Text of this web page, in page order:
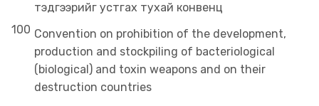
100
тэдгээрийг устгах тухай конвенц
Convention on prohibition of the development,
production and stockpiling of bacteriological
(biological) and toxin weapons and on their
destruction countries